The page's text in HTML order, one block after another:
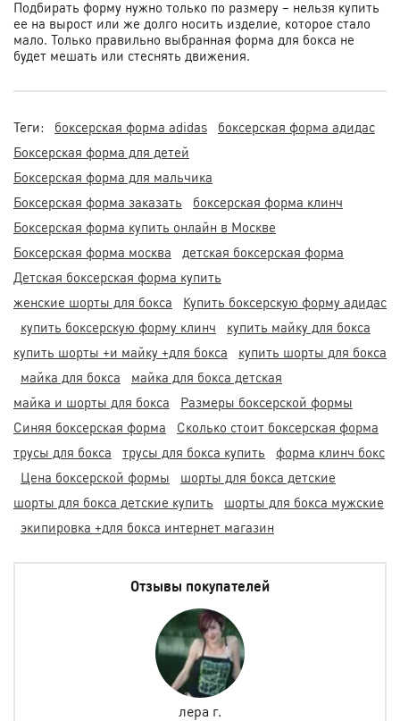
Подбирать форму нужно только по размеру – нельзя купить
ее на вырост или же долго носить изделие, которое стало
мало. Только правильно выбранная форма для бокса не
будет мешать или стеснять движения.
Теги: боксерская форма adidas
боксерская форма адидас
Боксерская форма для детей
Боксерская форма для мальчика
Боксерская форма заказать
боксерская форма клинч
Боксерская форма купить онлайн в Москве
Боксерская форма москва
детская боксерская форма
Детская боксерская форма купить
женские шорты для бокса
Купить боксерскую форму адидас
купить боксерскую форму клинч
купить майку для бокса
купить шорты +и майку +для бокса
купить шорты для бокса
майка для бокса
майка для бокса детская
майка и шорты для бокса
Размеры боксерской формы
Синяя боксерская форма
Сколько стоит боксерская форма
трусы для бокса
трусы для бокса купить
форма клинч бокс
Цена боксерской формы
шорты для бокса детские
шорты для бокса детские купить
шорты для бокса мужские
экипировка +для бокса интернет магазин
Отзывы покупателей